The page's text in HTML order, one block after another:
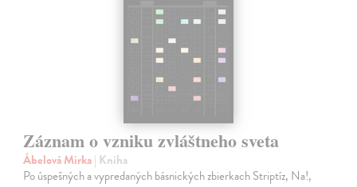
Záznam o vzniku zvláštneho sveta
Ábelová Mirka| Kniha
Po úspešných a vypredaných básnických zbierkach Striptíz, Na!,